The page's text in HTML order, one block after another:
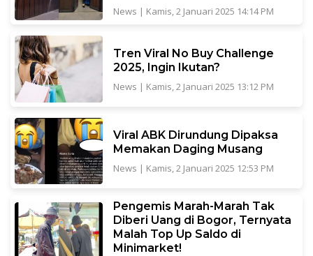
News | Kamis, 2 Januari 2025 14:14 PM
Tren Viral No Buy Challenge
2025, Ingin Ikutan?
News | Kamis, 2 Januari 2025 13:12 PM
Viral ABK Dirundung Dipaksa
Memakan Daging Musang
News | Kamis, 2 Januari 2025 12:53 PM
Pengemis Marah-Marah Tak
Diberi Uang di Bogor, Ternyata
Malah Top Up Saldo di
Minimarket!